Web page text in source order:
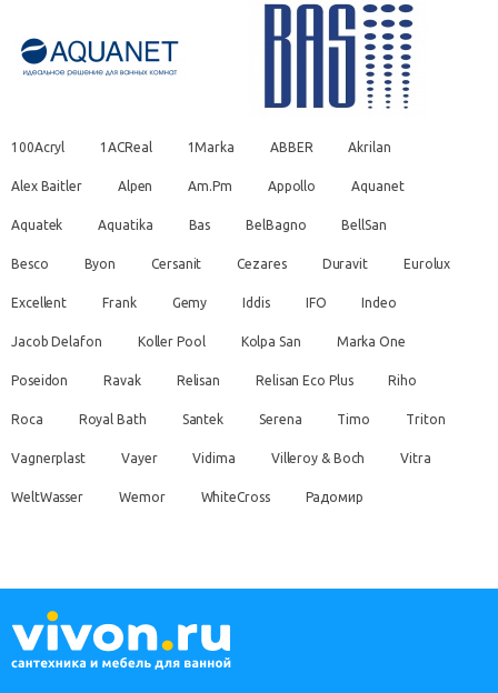
100Acryl 1ACReal 1Marka ABBER Akrilan
Alex Baitler Alpen Am.Pm Appollo Aquanet
Aquatek Aquatika Bas BelBagno BellSan
Besco Byon Cersanit Cezares Duravit Eurolux
Excellent Frank Gemy Iddis IFO Indeo
Jacob Delafon Koller Pool Kolpa San Marka One
Poseidon Ravak Relisan Relisan Eco Plus Riho
Roca Royal Bath Santek Serena Timo Triton
Vagnerplast Vayer Vidima Villeroy & Boch Vitra
WeltWasser Wemor WhiteCross Радомир